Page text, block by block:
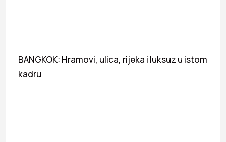
BANGKOK: Hramovi, ulica, rijeka i luksuz u istom
kadru